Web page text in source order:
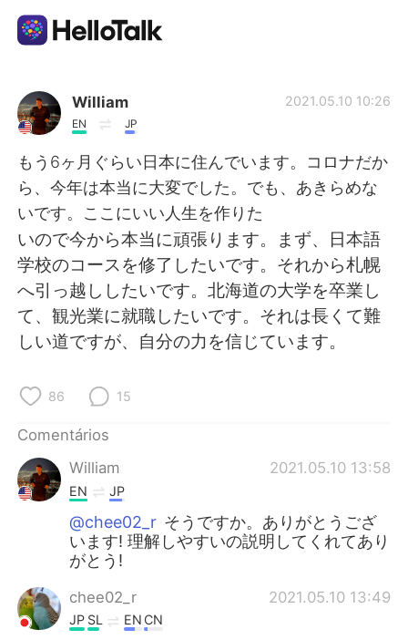
Aplicativo de troca de idioma
AI Grammar Checker
Português
English 简体中文
繁體中文 Español
한국어
ไทย
Italiano Türkçe
Tiếng Việt
William
EN JP
2021.05.10 10:26
もう6ヶ月ぐらい日本に住んでいます。コロナだか
ら、今年は本当に大変でした。でも、あきらめな
いです。ここにいい人生を作りた
いので今から本当に頑張ります。まず、日本語
学校のコースを修了したいです。それから札幌
へ引っ越ししたいです。北海道の大学を卒業し
て、観光業に就職したいです。それは長くて難
しい道ですが、自分の力を信じています。
86 15
Comentários
William
2021.05.10 13:58
EN JP
@chee02_r そうですか。ありがとうござ
います! 理解しやすいの説明してくれてあり
がとう!
chee02_r 2021.05.10 13:49
JP SL EN CN